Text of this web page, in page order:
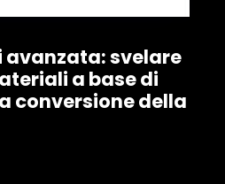
svelare
a base di
conversione della